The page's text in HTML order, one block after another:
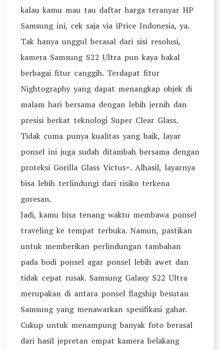
kalau kamu mau tau daftar harga teranyar HP
Samsung ini, cek saja via iPrice Indonesia, ya.
Tak hanya unggul berasal dari sisi resolusi,
kamera Samsung S22 Ultra pun kaya bakal
berbagai fitur canggih. Terdapat fitur
Nightography yang dapat menangkap objek di
malam hari bersama dengan lebih jernih dan
presisi berkat teknologi Super Clear Glass.
Tidak cuma punya kualitas yang baik, layar
ponsel ini juga sudah ditambah bersama dengan
proteksi Gorilla Glass Victus+. Alhasil, layarnya
bisa lebih terlindungi dari risiko terkena
goresan.
Jadi, kamu bisa tenang waktu membawa ponsel
traveling ke tempat terbuka. Namun, pastikan
untuk memberikan perlindungan tambahan
pada bodi ponsel agar ponsel lebih awet dan
tidak cepat rusak. Samsung Galaxy S22 Ultra
merupakan di antara ponsel flagship besutan
Samsung yang menawarkan spesifikasi gahar.
Cukup untuk menampung banyak foto berasal
dari hasil jepretan empat kamera belakang